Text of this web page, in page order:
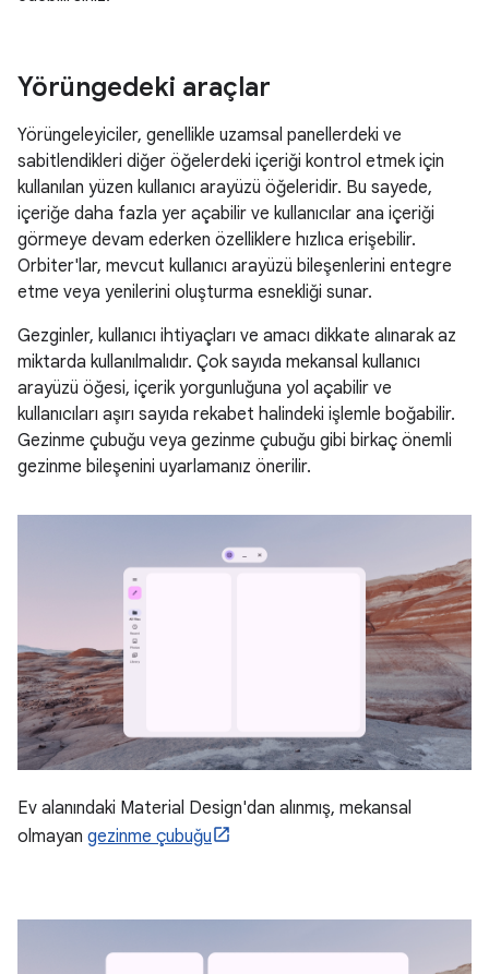
Yörüngedeki araçlar
Yörüngeleyiciler, genellikle uzamsal panellerdeki ve
sabitlendikleri diğer öğelerdeki içeriği kontrol etmek için
kullanılan yüzen kullanıcı arayüzü öğeleridir. Bu sayede,
içeriğe daha fazla yer açabilir ve kullanıcılar ana içeriği
görmeye devam ederken özelliklere hızlıca erişebilir.
Orbiter'lar, mevcut kullanıcı arayüzü bileşenlerini entegre
etme veya yenilerini oluşturma esnekliği sunar.
Gezginler, kullanıcı ihtiyaçları ve amacı dikkate alınarak az
miktarda kullanılmalıdır. Çok sayıda mekansal kullanıcı
arayüzü öğesi, içerik yorgunluğuna yol açabilir ve
kullanıcıları aşırı sayıda rekabet halindeki işlemle boğabilir.
Gezinme çubuğu veya gezinme çubuğu gibi birkaç önemli
gezinme bileşenini uyarlamanız önerilir.
Ev alanındaki Material Design'dan alınmış, mekansal
olmayan gezinme çubuğu